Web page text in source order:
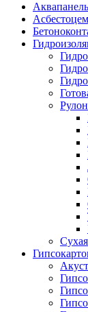
Аквапанель